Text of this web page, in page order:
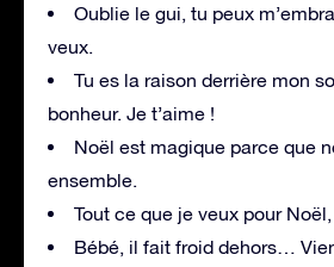
Oublie le gui, tu peux
veux.
Tu es la raison derrière mon
bonheur. Je t’aime !
Noël est magique parce que
ensemble.
Tout ce que je veux pour Noël,
Bébé, il fait froid dehors…